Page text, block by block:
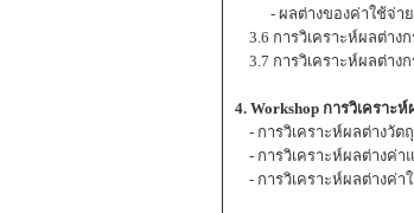
- ผลต่างของค่าใช้จ่าย
3.6 การวิเคราะห์ผลต่าง
3.7 การวิเคราะห์ผลต่า
4. Workshop การวิเคราะห์
- การวิเคราะห์ผลต่างวัต
- การวิเคราะห์ผลต่างค่าแ
- การวิเคราะห์ผลต่างค่า